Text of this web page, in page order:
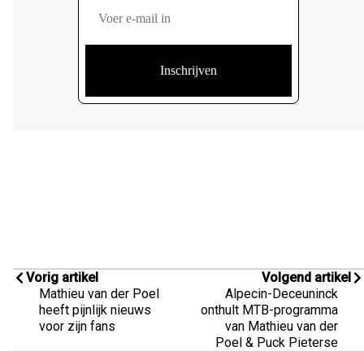
Vorig artikel
Mathieu van der Poel
heeft pijnlijk nieuws
voor zijn fans
Volgend artikel
Alpecin-Deceuninck
onthult MTB-programma
van Mathieu van der
Poel & Puck Pieterse